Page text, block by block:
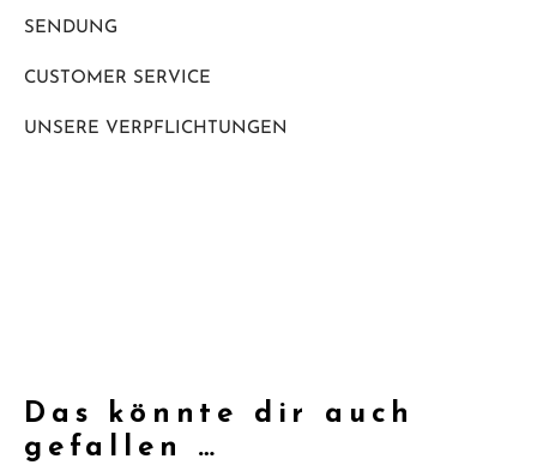
SENDUNG
CUSTOMER SERVICE
UNSERE VERPFLICHTUNGEN
Das könnte dir auch
gefallen …